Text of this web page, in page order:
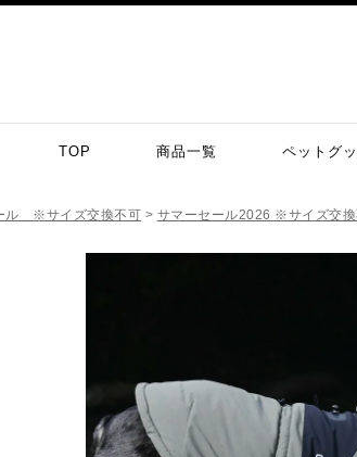
TOP 商品一覧 ペットグ
ル ※サイズ交換不可 サマーセール2026 ※サイズ交